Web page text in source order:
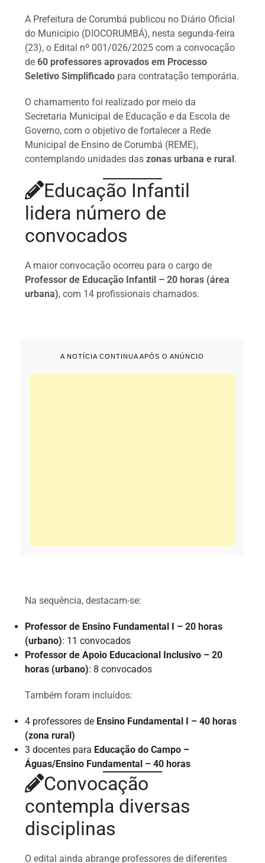
at
s
A
p
p
c
e
b
o
o
k
s
s
e
n
g
er
p
y
Li
n
k
A Prefeitura de Corumbá publicou no Diário Oficial
do Município (DIOCORUMBÁ), nesta segunda-feira
(23), o Edital nº 001/026/2025 com a convocação
de60 professores aprovados em Processo
Seletivo Simplificado para contratação temporária.
O chamamento foi realizado por meio da
Secretaria Municipal de Educação e da Escola de
Governo, com o objetivo de fortalecer a Rede
Municipal de Ensino de Corumbá (REME),
contemplando unidades daszonas urbana e rural.
Educação Infantil
lidera número de
convocados
A maior convocação ocorreu para o cargo de
Professor de Educação Infantil – 20 horas (área
urbana), com 14 profissionais chamados.
A NOTÍCIA CONTINUA APÓS O ANÚNCIO
Na sequência, destacam-se:
Professor de Ensino Fundamental I – 20 horas
(urbano): 11 convocados
Professor de Apoio Educacional Inclusivo – 20
horas (urbano): 8 convocados
Também foram incluídos:
4 professores de Ensino Fundamental I – 40 horas
(zona rural)
3 docentes para Educação do Campo –
Águas/Ensino Fundamental – 40 horas
Convocação
contempla diversas
disciplinas
O edital ainda abrange professores de diferentes